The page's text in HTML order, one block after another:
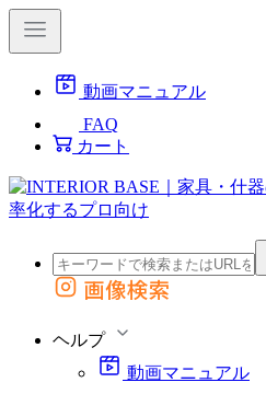
動画マニュアル
FAQ
カート
外部サイトの商品をカートに追加
画像検索
ヘルプ
動画マニュアル